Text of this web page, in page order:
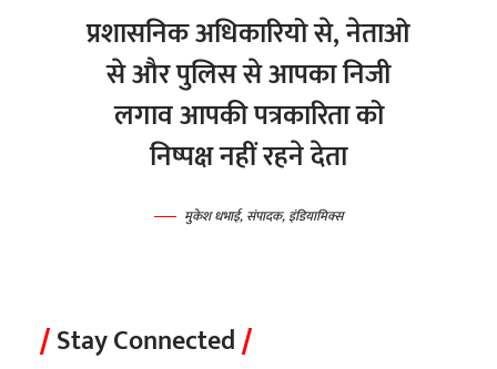
प्रशासनिक अधिकारियो से, नेताओ
से और पुलिस से आपका निजी
लगाव आपकी पत्रकारिता को
निष्पक्ष नहीं रहने देता
मुकेश धभाई, संपादक, इंडियामिक्स
Stay Connected